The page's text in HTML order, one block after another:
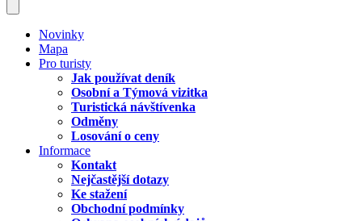
Novinky
Mapa
Pro turisty
Jak používat deník
Osobní a Týmová vizitka
Turistická návštívenka
Odměny
Losování o ceny
Informace
Kontakt
Nejčastější dotazy
Ke stažení
Obchodní podmínky